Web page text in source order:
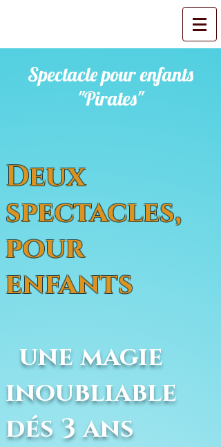
Spectacle pour enfants
"Pirates"
Deux
spectacles,
pour
enfants
une magie
inoubliable
dés 3 ans